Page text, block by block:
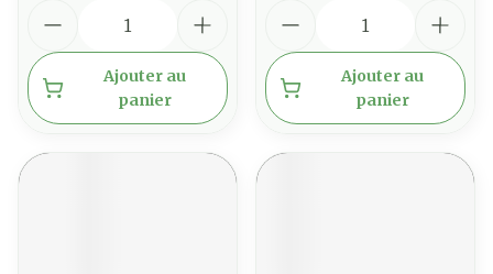
Ajouter au
panier
Ajouter au
panier